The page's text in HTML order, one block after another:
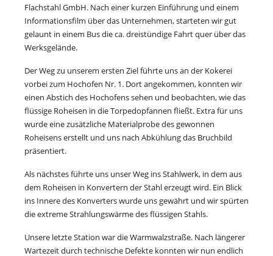
Flachstahl GmbH. Nach einer kurzen Einführung und einem
Informationsfilm über das Unternehmen, starteten wir gut
gelaunt in einem Bus die ca. dreistündige Fahrt quer über das
Werksgelände.
Der Weg zu unserem ersten Ziel führte uns an der Kokerei
vorbei zum Hochofen Nr. 1. Dort angekommen, konnten wir
einen Abstich des Hochofens sehen und beobachten, wie das
flüssige Roheisen in die Torpedopfannen fließt. Extra für uns
wurde eine zusätzliche Materialprobe des gewonnen
Roheisens erstellt und uns nach Abkühlung das Bruchbild
präsentiert.
Als nächstes führte uns unser Weg ins Stahlwerk, in dem aus
dem Roheisen in Konvertern der Stahl erzeugt wird. Ein Blick
ins Innere des Konverters wurde uns gewährt und wir spürten
die extreme Strahlungswärme des flüssigen Stahls.
Unsere letzte Station war die Warmwalzstraße. Nach längerer
Wartezeit durch technische Defekte konnten wir nun endlich